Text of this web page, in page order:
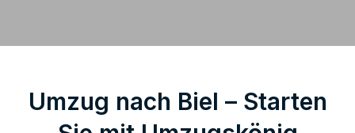
Umzug nach Biel – Starten